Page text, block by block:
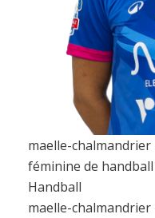
maelle-chalmandrier
féminine de
Handball
maelle-chalmandrier